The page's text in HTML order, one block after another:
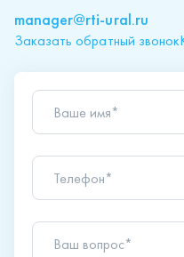
manager@rti-ural.ru
Заказать обратный звонок
Ваше имя*
Телефон*
Ваш вопрос*
Отправляя форму вы
политикой обработки